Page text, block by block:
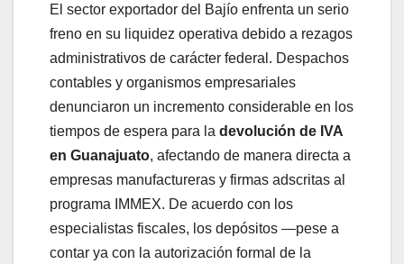
El sector exportador del Bajío enfrenta un serio
freno en su liquidez operativa debido a rezagos
administrativos de carácter federal. Despachos
contables y organismos empresariales
denunciaron un incremento considerable en los
tiempos de espera para la devolución de IVA
en Guanajuato, afectando de manera directa a
empresas manufactureras y firmas adscritas al
programa IMMEX. De acuerdo con los
especialistas fiscales, los depósitos —pese a
contar ya con la autorización formal de la